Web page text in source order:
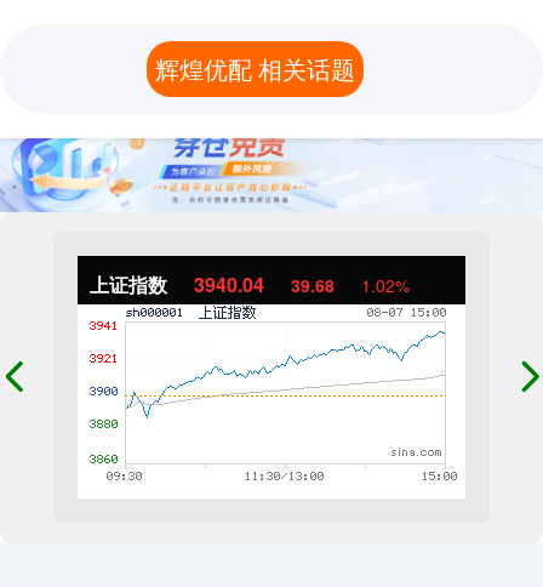
上证指数 3940.04 39.68 1.02%
辉煌优配 相关话题